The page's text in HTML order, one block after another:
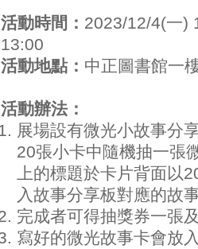
活動時間： 2023/12/4(一)
13:00
活動地點： 中正圖書館一
活動辦法：
展場設有微光小故事分
20張小卡中隨機抽一張
上的標題於卡片背面以
入故事分享板對應的故
完成者可得抽獎券一張
寫好的微光故事卡會放